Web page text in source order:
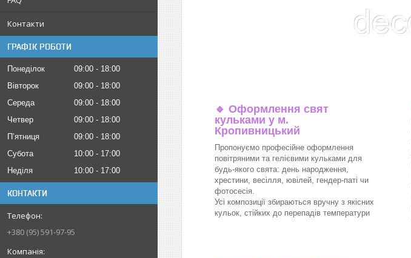
Контакти
ГРАФІК РОБОТИ
Понеділок 09:00
18:00
Вівторок
09:00
18:00
Середа
09:00
18:00
Четвер
09:00
18:00
Пʼятниця
09:00
18:00
Субота
10:00
17:00
Неділя
10:00 17:00
КОНТАКТИ
+380 (95) 591-97-95
🔹 Оформлення свят
кульками у м.
Кропивницький
Пропонуємо професійне оформлення
повітряними та гелієвими кульками для
будь-якого свята: день народження,
хрестини, весілля, ювілей, гендер-паті чи
фотосесія.
Усі композиції збираються вручну з якісних
кульок, стійких до перепадів температури